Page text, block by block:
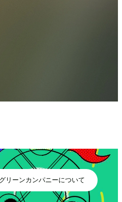
グリーンカンパニーについて